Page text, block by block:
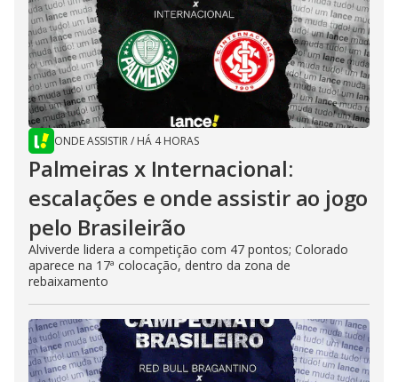
ONDE ASSISTIR/ HÁ 4 HORAS
Palmeiras x Internacional:
escalações e onde assistir ao jogo
pelo Brasileirão
Alviverde lidera a competição com 47 pontos; Colorado
aparece na 17ª colocação, dentro da zona de
rebaixamento